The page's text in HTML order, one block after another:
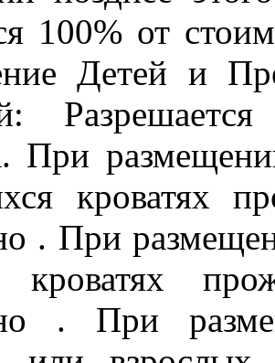
100% от
Детей и
При
кроватях
. При
кроватях
. При